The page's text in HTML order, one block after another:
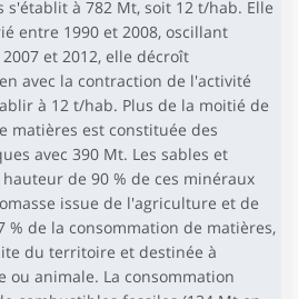
à 782 Mt, soit 12 t/hab. Elle
entre 1990 et 2008, oscillant
et 2012, elle décroît
avec la contraction de l'activité
à 12 t/hab. Plus de la moitié de
matières est constituée des
avec 390 Mt. Les sables et
de 90 % de ces minéraux
issue de l'agriculture et de
% de la consommation de matières,
du territoire et destinée à
animale. La consommation